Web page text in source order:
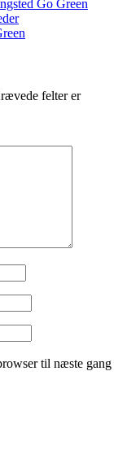
Go Green
felter er
til næste gang